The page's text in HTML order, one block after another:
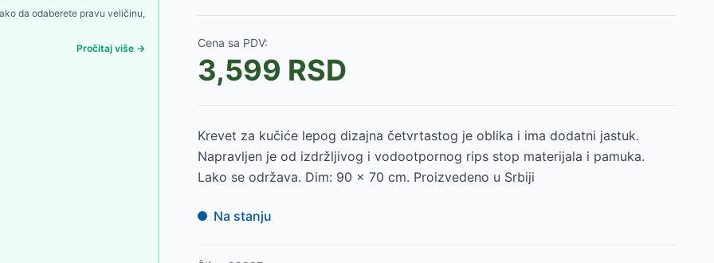
927116 -3050RSD
pink Trixie 927117
927113-4600RSD
da odaberete pravu veličinu,
Pročitaj više → Cena sa PDV:
3,599 RSD
Krevet za kučiće lepog dizajna četvrtastog je oblika i ima dodatni jastuk.
Napravljen je od izdržljivog i vodootpornog rips stop materijala i pamuka.
Lako se održava. Dim: 90 x 70 cm. Proizvedeno u Srbiji
Na stanju